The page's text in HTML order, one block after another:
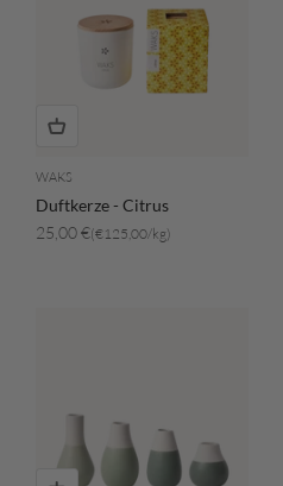
WAKS
Duftkerze - Citrus
Angebot
25,00 €(€125,00/kg)